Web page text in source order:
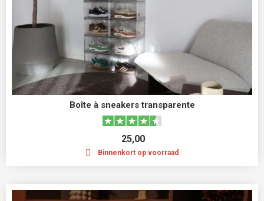
Boîte à sneakers transparente
25,00
Binnenkort op voorraad